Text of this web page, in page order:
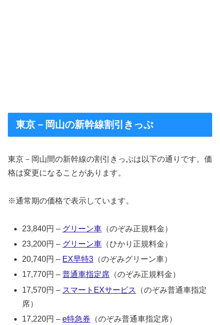
東京－岡山の新幹線割引きっぷ
東京－岡山間の新幹線の割引きっぷは以下の通りです。価
格は変更になることがあります。
※通常期の価格で表示しています。
23,840円 – グリーン車 （のぞみ正規料金）
23,200円 – グリーン車 （ひかり正規料金）
20,740円 – EX早特3 （のぞみグリーン車）
17,770円 –普通車指定席 （のぞみ正規料金）
17,570円 – スマートEXサービス
（のぞみ普通車指定
席）
17,220円 –e特急券 （のぞみ普通車指定席）